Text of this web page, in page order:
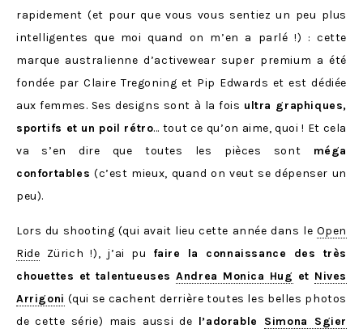
rapidement (et pour que vous vous sentiez un peu plus
intelligentes que moi quand on m’en a parlé !) : cette
marque australienne d’activewear super premium a été
fondée par Claire Tregoning et Pip Edwards et est dédiée
aux femmes. Ses designs sont à la fois ultra graphiques,
sportifs et un poil rétro… tout ce qu’on aime, quoi ! Et cela
va s’en dire que toutes les pièces sont méga
confortables (c’est mieux, quand on veut se dépenser un
peu).
Lors du shooting (qui avait lieu cette année dans le Open
Ride Zürich !), j’ai pu faire la connaissance des très
chouettes et talentueusesAndrea Monica Hug et Nives
Arrigoni (qui se cachent derrière toutes les belles photos
de cette série) mais aussi de l’adorable Simona Sgier